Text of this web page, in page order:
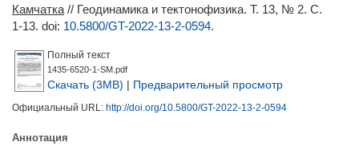
Камчатка // Геодинамика и тектонофизика. Т. 13, № 2. С.
1-13. doi: 10.5800/GT-2022-13-2-0594.
Полный текст
1435-6520-1-SM.pdf
Скачать (3MB) | Предварительный просмотр
Официальный URL: http://doi.org/10.5800/GT-2022-13-2-0594
Аннотация